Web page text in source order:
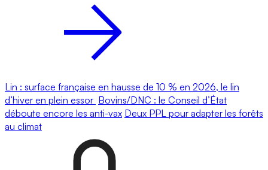
Lin : surface française en hausse de 10 % en 2026, le lin
d’hiver en plein essor Bovins/DNC : le Conseil d’État
déboute encore les anti-vax Deux PPL pour adapter les forêts
au climat